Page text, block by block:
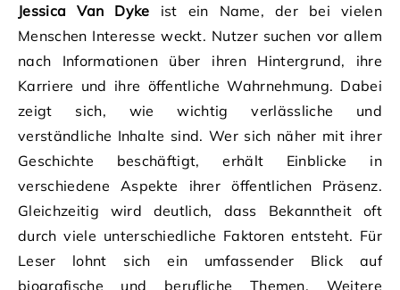
Jessica Van Dyke ist ein Name, der bei vielen
Menschen Interesse weckt. Nutzer suchen vor allem
nach Informationen über ihren Hintergrund, ihre
Karriere und ihre öffentliche Wahrnehmung. Dabei
zeigt sich, wie wichtig verlässliche und
verständliche Inhalte sind. Wer sich näher mit ihrer
Geschichte beschäftigt, erhält Einblicke in
verschiedene Aspekte ihrer öffentlichen Präsenz.
Gleichzeitig wird deutlich, dass Bekanntheit oft
durch viele unterschiedliche Faktoren entsteht. Für
Leser lohnt sich ein umfassender Blick auf
biografische und berufliche Themen. Weitere